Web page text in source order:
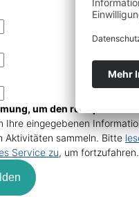
um den reCaptcha v3-
Ihre eingegebenen
Aktivitäten sammeln. Bitte
Service zu, um fortzufahren.